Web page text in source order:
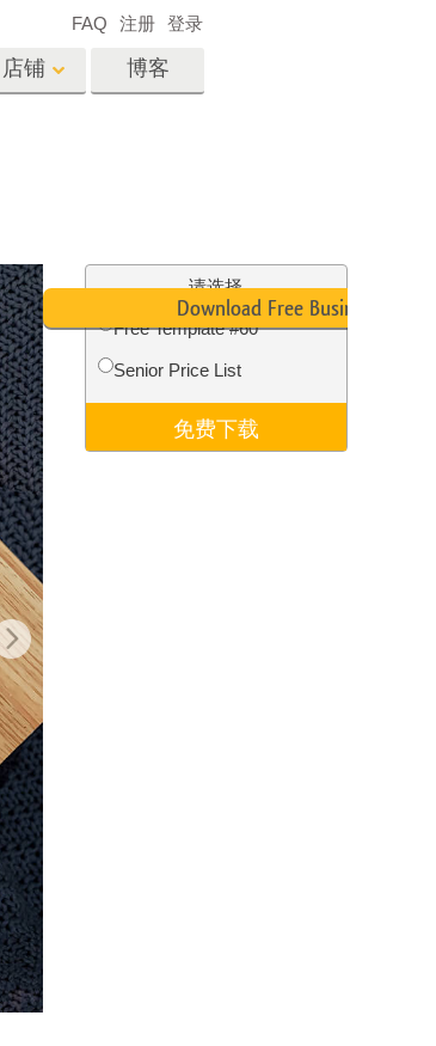
照片修复服务
Video Editing Services
店铺 博客
FAQ 注册 登录
请选择
Free Template #60
Senior Price List
免费下载
Download Free Business Card